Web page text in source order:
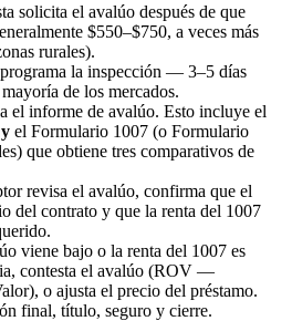
solicita el avalúo después de que
$550–$750, a veces más
rurales).
la inspección — 3–5 días
de los mercados.
el informe de avalúo. Esto incluye el
y el Formulario 1007 (o Formulario
que obtiene tres comparativos de
revisa el avalúo, confirma que el
del contrato y que la renta del 1007
viene bajo o la renta del 1007 es
contesta el avalúo (ROV —
o ajusta el precio del préstamo.
final, título, seguro y cierre.